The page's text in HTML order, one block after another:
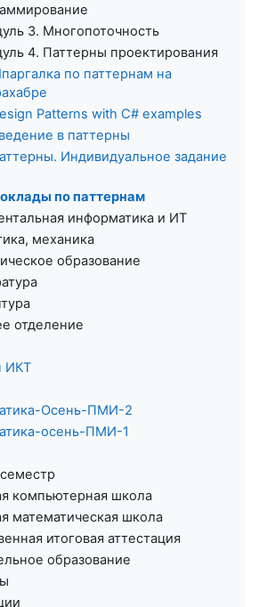
3. Многопоточность
4. Паттерны проектирования
по паттернам на
Patterns with C# examples
в паттерны
Индивидуальное задание
по паттернам
информатика и ИТ
механика
образование
отделение
ИКТ
Осень-ПМИ-2
осень-ПМИ-1
компьютерная школа
математическая школа
итоговая аттестация
образование